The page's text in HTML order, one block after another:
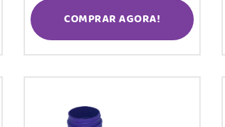
COMPRAR AGORA!